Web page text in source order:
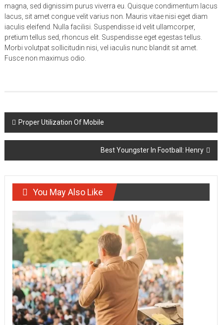
magna, sed dignissim purus viverra eu. Quisque condimentum lacus
lacus, sit amet congue velit varius non. Mauris vitae nisi eget diam
iaculis eleifend. Nulla facilisi. Suspendisse id velit ullamcorper,
pretium tellus sed, rhoncus elit. Suspendisse eget egestas tellus.
Morbi volutpat sollicitudin nisi, vel iaculis nunc blandit sit amet.
Fusce non maximus odio.
Post
navigation
Proper Utilization Of Mobile
Best Youngster In Football: Henry
You May Also Like